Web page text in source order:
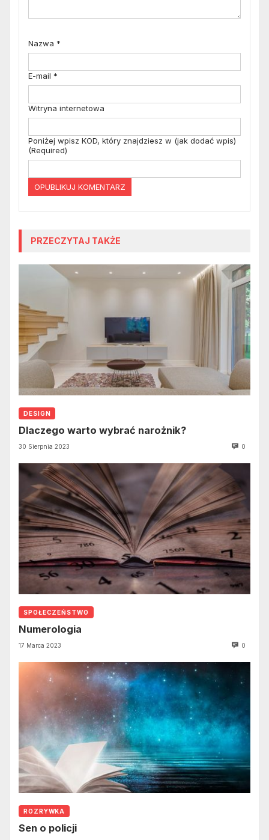
Nazwa *
E-mail *
Witryna internetowa
Poniżej wpisz KOD, który znajdziesz w (jak dodać wpis)
(Required)
PRZECZYTAJ TAKŻE
DESIGN
Dlaczego warto wybrać narożnik?
30 Sierpnia 2023 0
SPOŁECZEŃSTWO
Numerologia
17 Marca 2023 0
ROZRYWKA
Sen o policji